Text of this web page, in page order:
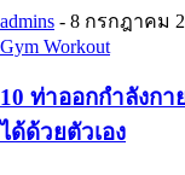
admins - 8 กรกฎาคม
Gym Workout
10 ท่าออกกําลังก
ได้ด้วยตัวเอง